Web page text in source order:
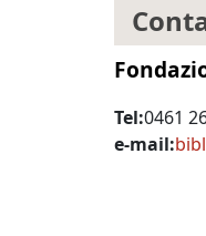
Tel 0461
e-mail